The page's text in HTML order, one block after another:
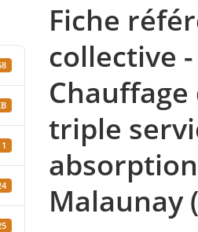
1
Fiche
collective
triple
Malaunay